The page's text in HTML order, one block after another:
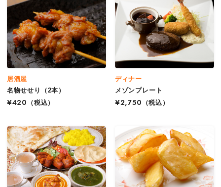
居酒屋
名物せせり（2本）
¥420
（税込）
ディナー
メゾンプレート
¥2,750
（税込）